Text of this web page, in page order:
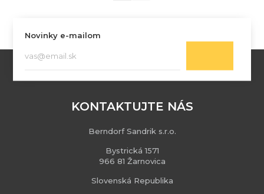
Novinky e-mailom
KONTAKTUJTE NÁS
Berndorf Sandrik s.r.o.
Bystrická 1571
966 81 Žarnovica
Slovenská Republika